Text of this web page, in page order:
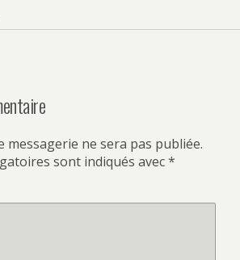
messagerie ne sera pas publiée.
sont indiqués avec*